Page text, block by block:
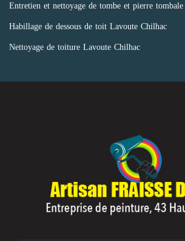
Entretien et nettoyage de tombe et pierre
Habillage de dessous de toit Lavoute Chilhac
Nettoyage de toiture Lavoute Chilhac